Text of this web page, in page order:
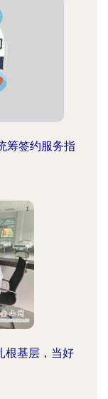
筹签约服务指
根基层，当好